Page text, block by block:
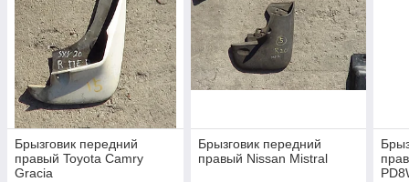
Брызговик передний
правый Toyota Camry
Gracia
Брызговик передний
правый Nissan Mistral